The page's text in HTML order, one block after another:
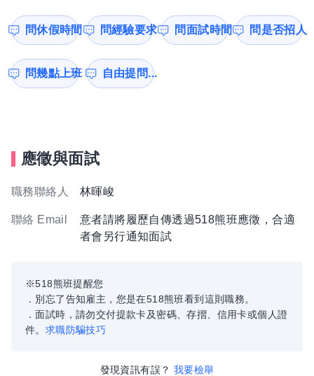
問休假時間 問經驗要求 問面試時間 問是否招人
問幾點上班 自由提問...
應徵與面試
職務聯絡人 林暉峻
聯絡 Email
意者請將履歷自傳透過518熊班應徵，合適
者會另行通知面試
※518熊班提醒您
．別忘了告知雇主，您是在518熊班看到這則職務。
．面試時，請勿交付提款卡及密碼、存摺、信用卡或個人證
件。 求職防騙技巧
發現資訊有誤？ 我要檢舉